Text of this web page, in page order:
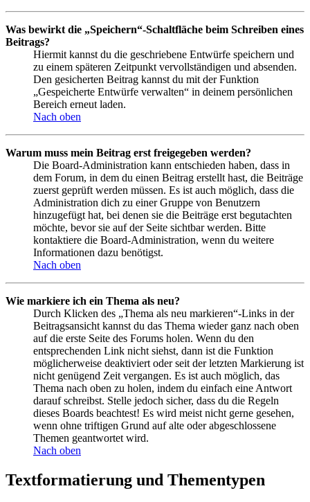
Was bewirkt die „Speichern“-Schaltfläche beim Schreiben eines
Beitrags?
Hiermit kannst du die geschriebene Entwürfe speichern und
zu einem späteren Zeitpunkt vervollständigen und absenden.
Den gesicherten Beitrag kannst du mit der Funktion
„Gespeicherte Entwürfe verwalten“ in deinem persönlichen
Bereich erneut laden.
Nach oben
Warum muss mein Beitrag erst freigegeben werden?
Die Board-Administration kann entschieden haben, dass in
dem Forum, in dem du einen Beitrag erstellt hast, die Beiträge
zuerst geprüft werden müssen. Es ist auch möglich, dass die
Administration dich zu einer Gruppe von Benutzern
hinzugefügt hat, bei denen sie die Beiträge erst begutachten
möchte, bevor sie auf der Seite sichtbar werden. Bitte
kontaktiere die Board-Administration, wenn du weitere
Informationen dazu benötigst.
Nach oben
Wie markiere ich ein Thema als neu?
Durch Klicken des „Thema als neu markieren“-Links in der
Beitragsansicht kannst du das Thema wieder ganz nach oben
auf die erste Seite des Forums holen. Wenn du den
entsprechenden Link nicht siehst, dann ist die Funktion
möglicherweise deaktiviert oder seit der letzten Markierung ist
nicht genügend Zeit vergangen. Es ist auch möglich, das
Thema nach oben zu holen, indem du einfach eine Antwort
darauf schreibst. Stelle jedoch sicher, dass du die Regeln
dieses Boards beachtest! Es wird meist nicht gerne gesehen,
wenn ohne triftigen Grund auf alte oder abgeschlossene
Themen geantwortet wird.
Nach oben
Textformatierung und Thementypen